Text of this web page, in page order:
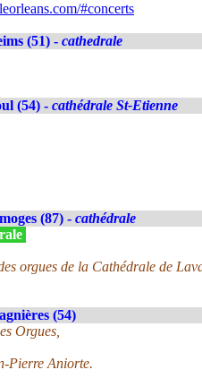
#concerts
(51) - cathedrale
(54) - cathédrale St-Etienne
(87) - cathédrale
orgues de la Cathédrale de
(54)
Orgues,
Pierre Aniorte.